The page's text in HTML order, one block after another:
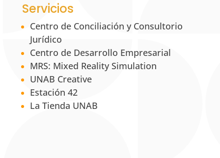
Servicios
Centro de Conciliación y Consultorio
Jurídico
Centro de Desarrollo Empresarial
MRS: Mixed Reality Simulation
UNAB Creative
Estación 42
La Tienda UNAB